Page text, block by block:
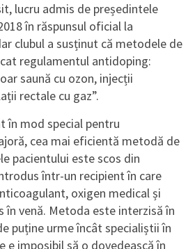
lucru admis de președintele
în răspunsul oficial la
clubul a susținut că metodele de
regulamentul antidoping:
saună cu ozon, injecții
rectale cu gaz”.
în mod special pentru
cea mai eficientă metodă de
pacientului este scos din
într-un recipient în care
oxigen medical și
în venă. Metoda este interzisă în
puține urme încât specialiștii în
e imposibil să o dovedească în